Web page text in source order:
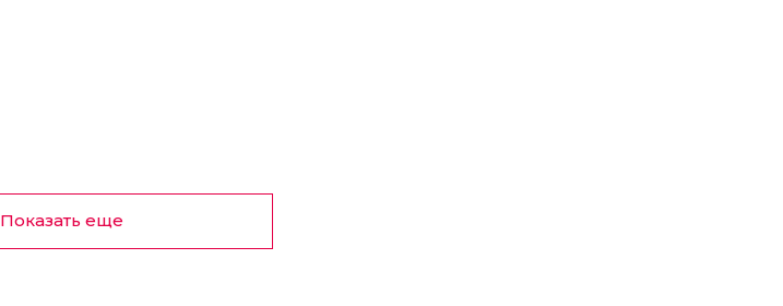
Показать еще